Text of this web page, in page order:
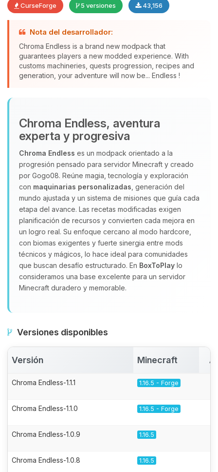
CurseForge 5 versiones 43,156
Nota del desarrollador:
Chroma Endless is a brand new modpack that
guarantees players a new modded experience. With
customs machineries, quests progression, recipes and
generation, your adventure will now be... Endless !
Chroma Endless, aventura
experta y progresiva
Chroma Endless es un modpack orientado a la
progresión pensado para servidor Minecraft y creado
por Gogo08. Reúne magia, tecnología y exploración
con maquinarias personalizadas , generación del
mundo ajustada y un sistema de misiones que guía cada
etapa del avance. Las recetas modificadas exigen
planificación de recursos y convierten cada mejora en
un logro real. Su enfoque cercano al modo hardcore,
con biomas exigentes y fuerte sinergia entre mods
técnicos y mágicos, lo hace ideal para comunidades
que buscan desafío estructurado. En BoxToPlay lo
consideramos una base excelente para un servidor
Minecraft duradero y memorable.
Versiones disponibles
Versión Minecraft
Chroma Endless-1.1.1 1.16.5 - Forge
Chroma Endless-1.1.0 1.16.5 - Forge
Chroma Endless-1.0.9 1.16.5
Chroma Endless-1.0.8 1.16.5
Yupi, por fin alguien con quien
hablar! Soy Choupy, tu pequeno
asistente de BoxToPlay. Cuentame